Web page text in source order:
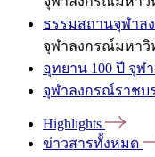
ธรรมสถานจุฬาล
จุฬาลงกรณ์มหาวิ
อุทยาน 100 ปี จุฬ
จุฬาลงกรณ์ราชบ
Highlights
ข่าวสารทั้งหมด